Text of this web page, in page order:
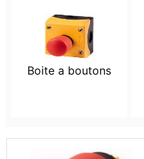
Boite a boutons